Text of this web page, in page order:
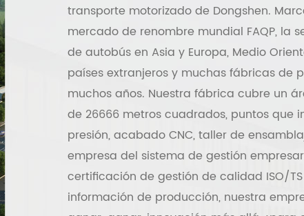
transporte motorizado de Dongshen.
mercado de renombre mundial FAQP, la
de autobús en Asia y Europa, Medio
países extranjeros y muchas fábricas de
muchos años. Nuestra fábrica cubre un
de 26666 metros cuadrados, puntos que
presión, acabado CNC, taller de
empresa del sistema de gestión
certificación de gestión de calidad ISO/
información de producción, nuestra